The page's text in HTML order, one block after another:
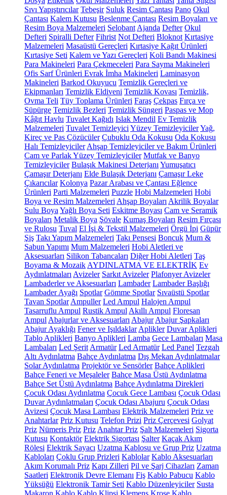
Sıvı Yapıştırıcılar Tebeşir Suluk Resim Çantası Pano Okul
Çantası Kalem Kutusu Beslenme Çantası Resim Boyaları ve
Resim Boya Malzemeleri Selobant Ajanda Defter Okul
Defteri Spiralli Defter Fihrist Not Defteri Bloknot Kırtasiye
Malzemeleri Masaüstü Gereçleri Kırtasiye Kağıt Ürünleri
Kırtasiye Seti Kalem ve Yazı Gereçleri Koli Bandı Makinesi
Para Makineleri Para Çekmeceleri Para Sayma Makineleri
Ofis Sarf Ürünleri Evrak İmha Makineleri Laminasyon
Makineleri Barkod Okuyucu Temizlik Gereçleri ve
Ekipmanları Temizlik Eldiveni Temizlik Kovası Temizlik,
Ovma Teli Tüy Toplama Ürünleri Faraş Çekpas Fırça ve
Süpürge Temizlik Bezleri Temizlik Süngeri Paspas ve Mop
Kâğıt Havlu Tuvalet Kağıdı Islak Mendil Ev Temizlik
Malzemeleri Tuvalet Temizleyici Yüzey TemizleyicilerYağ,
Kireç ve Pas Çözücüler Çubuklu Oda Kokusu Oda Kokusu
Halı Temizleyiciler Ahşap Temizleyiciler ve Bakım Ürünleri
Cam ve Parlak Yüzey Temizleyiciler Mutfak ve Banyo
Temizleyiciler Bulaşık Makinesi Deterjanı Yumuşatıcı
Çamaşır Deterjanı Elde Bulaşık Deterjanı Çamaşır Leke
Çıkarıcılar Kolonya Pazar Arabası ve Çantası Eğlence
Ürünleri Parti Malzemeleri Puzzle Hobi Malzemeleri Hobi
Boya ve Resim Malzemeleri Ahşap Boyaları Akrilik Boyalar
Sulu Boya Yağlı Boya Seti Eskitme Boyası Cam ve Seramik
Boyaları Metalik Boya Şövale Kumaş Boyaları Resim Fırçası
ve Rulosu Tuval El İşi & Tekstil Malzemeleri Örgü İpi Güpür
Şiş Takı Yapım Malzemeleri Takı Pensesi Boncuk Mum &
Sabun Yapımı Mum Malzemeleri Hobi Aletleri ve
Aksesuarları Silikon Tabancaları Diğer Hobi Aletleri Taş
Boyama & Mozaik AYDINLATMA VE ELEKTRİK Ev
Aydınlatmaları Avizeler Sarkıt Avizeler Plafonyer Avizeler
Lambaderler ve Aksesuarları Lambader Lambader Başlığı
Lambader Ayağı Spotlar Gömme Spotlar Sıvaüstü Spotlar
Tavan Spotlar Ampuller Led Ampul Halojen Ampul
Tasarruflu Ampul Rustik Ampul Akıllı Ampul Floresan
Ampul Abajurlar ve Aksesuarları Abajur Abajur Şapkaları
Abajur Ayaklığı Fener ve Işıldaklar Aplikler Duvar Aplikleri
Tablo Aplikleri Banyo Aplikleri Lamba Gece Lambaları Masa
Lambaları Led Şerit Armatür Led Armatür Led Panel Tezgah
Altı Aydınlatma Bahçe Aydınlatma Dış Mekan Aydınlatmalar
Solar Aydınlatma Projektör ve Sensörler Bahçe Aplikleri
Bahçe Feneri ve Meşaleler Bahçe Masa Üstü Aydınlatma
Bahçe Set Üstü Aydınlatma Bahçe Aydınlatma Direkleri
Çocuk Odası Aydınlatma Çocuk Gece Lambası Çocuk Odası
Duvar Aydınlatmaları Çocuk Odası Abajuru Çocuk Odası
Avizesi Çocuk Masa Lambası Elektrik Malzemeleri Priz ve
Anahtarlar Priz Kutusu Telefon Prizi Priz Çerçevesi Golyat
Priz Nümeris Priz Priz Anahtar Priz Şalt Malzemeleri Sigorta
Kutusu Kontaktör Elektrik Sigortası Şalter Kaçak Akım
Rölesi Elektrik Sayacı Uzatma Kablosu ve Grup Priz Uzatma
Kabloları Çoklu Grup Prizleri Kablolar Kablo Aksesuarları
Akım Korumalı Priz Kapı Zilleri Pil ve Şarj Cihazları Zaman
Saatleri Elektronik Devre Elemanı Fiş Kablo Pabucu Kablo
Yüksüğü Elektronik Tamir Seti Kablo Düzenleyiciler Susta
Makaron Kablo Kablo Klipsi Klemens Kroşe Kablo